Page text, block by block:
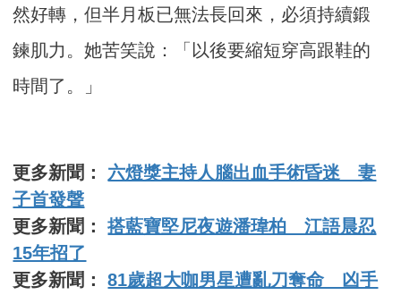
然好轉，但半月板已無法長回來，必須持續鍛
鍊肌力。她苦笑說：「以後要縮短穿高跟鞋的
時間了。」
更多新聞： 六燈獎主持人腦出血手術昏迷 妻
子首發聲
更多新聞：搭藍寶堅尼夜遊潘瑋柏 江語晨忍
15年招了
更多新聞：81歲超大咖男星遭亂刀奪命 凶手